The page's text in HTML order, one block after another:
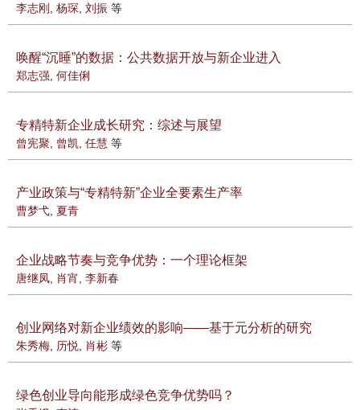
李志刚 , 杨琛, 刘振 等
唤醒“沉睡”的数据：公共数据开放与新企业进入
郑志强, 何佳俐
专精特新企业成长研究：综述与展望
曾宪聚, 曾凯, 任慧 等
产业政策与“专精特新”企业全要素生产率
曹梦弋, 夏青
企业战略节奏与竞争优势：一个理论框架
唐继凤, 肖宵, 李新春
创业网络对新企业绩效的影响——基于元分析的研究
朱秀梅, 历悦, 肖彬 等
绿色创业导向能形成绿色竞争优势吗？